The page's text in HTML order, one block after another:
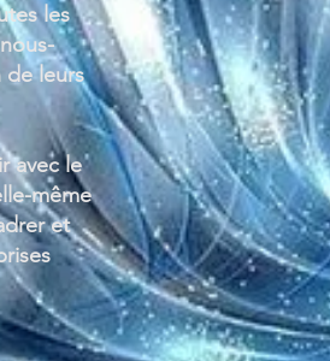
les
de leurs
avec le
même
et